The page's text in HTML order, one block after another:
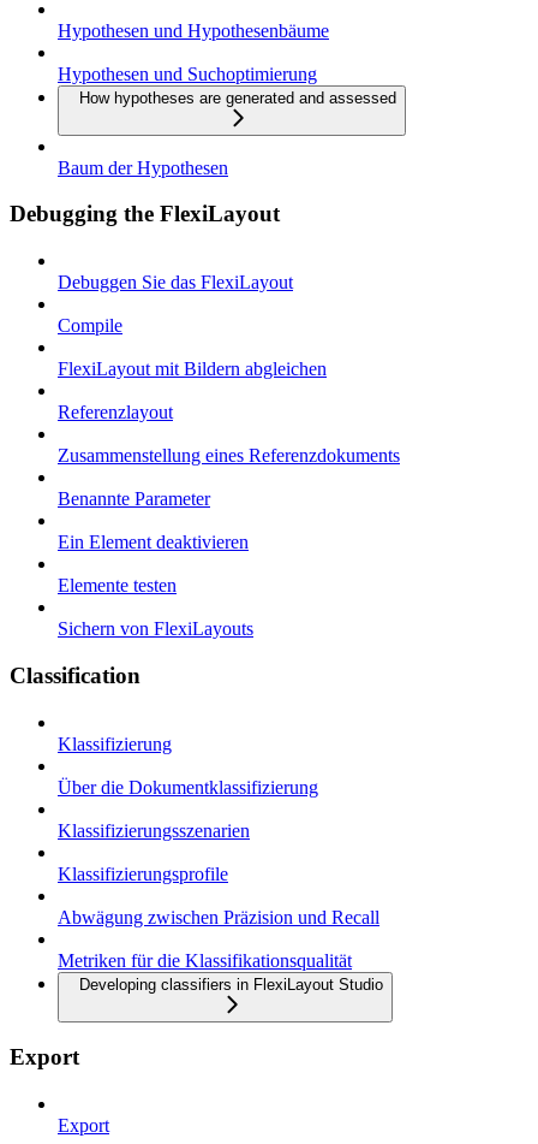
Hypothesen und Hypothesenbäume
Hypothesen und Suchoptimierung
How hypotheses are generated and assessed
Baum der Hypothesen
Debugging the FlexiLayout
Debuggen Sie das FlexiLayout
Compile
FlexiLayout mit Bildern abgleichen
Referenzlayout
Zusammenstellung eines Referenzdokuments
Benannte Parameter
Ein Element deaktivieren
Elemente testen
Sichern von FlexiLayouts
Classification
Klassifizierung
Über die Dokumentklassifizierung
Klassifizierungsszenarien
Klassifizierungsprofile
Abwägung zwischen Präzision und Recall
Metriken für die Klassifikationsqualität
Developing classifiers in FlexiLayout Studio
Export
Export